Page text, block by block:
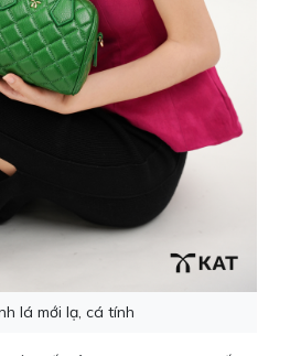
lá mới lạ, cá tính